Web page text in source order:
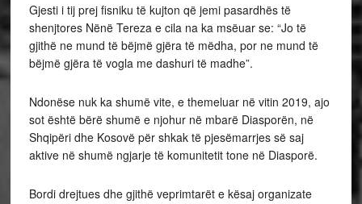
Gjesti i tij prej fisniku të kujton që jemi pasardhës të
shenjtores Nënë Tereza e cila na ka msëuar se: “Jo të
gjithë ne mund të bëjmë gjëra të mëdha, por ne mund të
bëjmë gjëra të vogla me dashuri të madhe”.
Ndonëse nuk ka shumë vite, e themeluar në vitin 2019, ajo
sot është bërë shumë e njohur në mbarë Diasporën, në
Shqipëri dhe Kosovë për shkak të pjesëmarrjes së saj
aktive në shumë ngjarje të komunitetit tone në Diasporë.
Bordi drejtues dhe gjithë veprimtarët e kësaj organizate